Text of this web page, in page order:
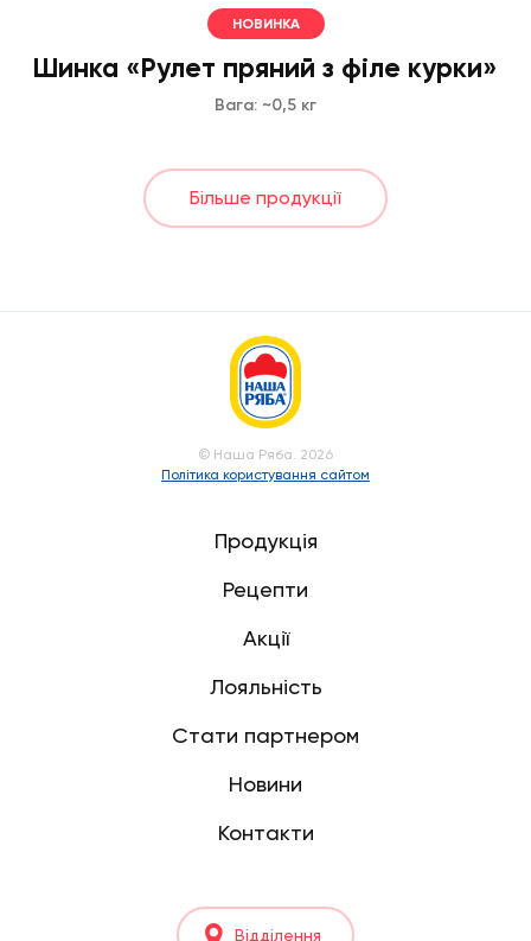
НОВИНКА
Шинка «Рулет пряний з філе курки»
Вага: ~0,5 кг
Більше продукції
© Наша Ряба. 2026
Політика користування сайтом
Продукція
Рецепти
Акції
Лояльність
Стати партнером
Новини
Контакти
Відділення